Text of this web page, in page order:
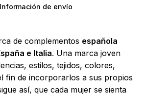
Información de envío
de complementos española
e Italia. Una marca joven
estilos, tejidos, colores,
fin de incorporarlos a sus propios
así, que cada mujer se sienta